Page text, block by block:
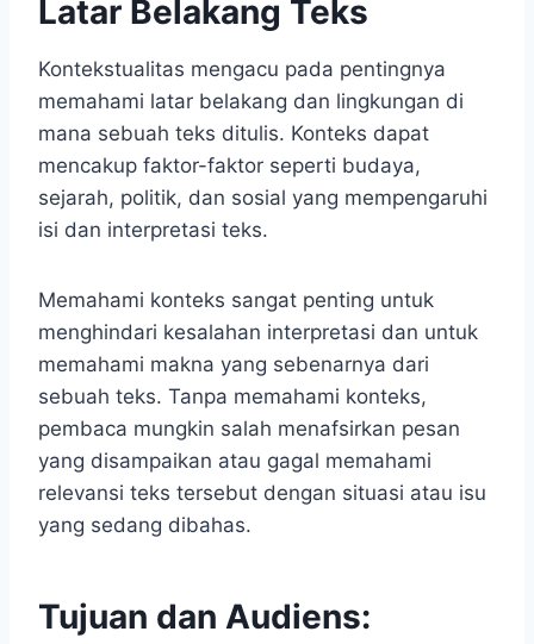
Latar Belakang Teks
Kontekstualitas mengacu pada pentingnya
memahami latar belakang dan lingkungan di
mana sebuah teks ditulis. Konteks dapat
mencakup faktor-faktor seperti budaya,
sejarah, politik, dan sosial yang mempengaruhi
isi dan interpretasi teks.
Memahami konteks sangat penting untuk
menghindari kesalahan interpretasi dan untuk
memahami makna yang sebenarnya dari
sebuah teks. Tanpa memahami konteks,
pembaca mungkin salah menafsirkan pesan
yang disampaikan atau gagal memahami
relevansi teks tersebut dengan situasi atau isu
yang sedang dibahas.
Tujuan dan Audiens: